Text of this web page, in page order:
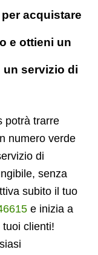
per acquistare
e ottieni un
un servizio di
potrà trarre
numero verde
di
senza
subito il tuo
e inizia a
clienti!